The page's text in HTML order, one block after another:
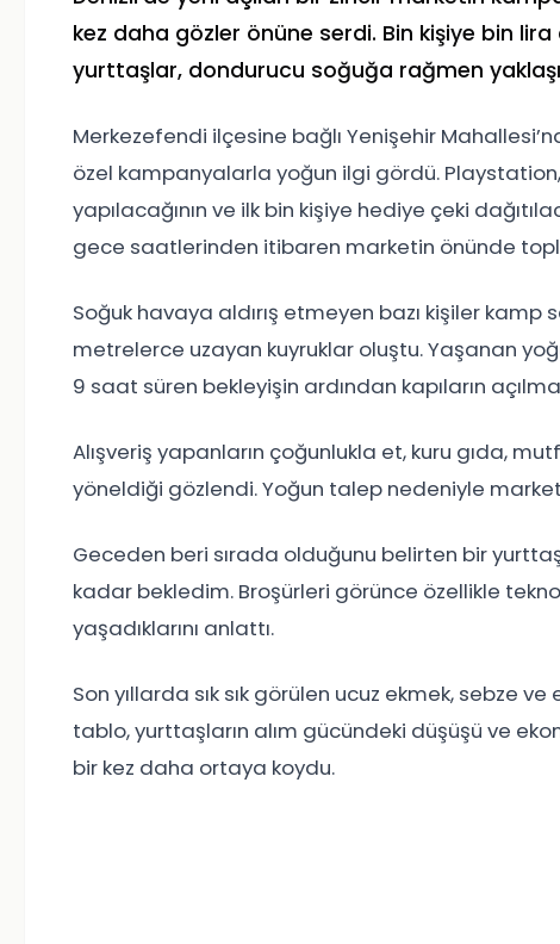
kez daha gözler önüne serdi. Bin kişiye bin
yurttaşlar, dondurucu soğuğa rağmen
Merkezefendi ilçesine bağlı Yenişehir
özel kampanyalarla yoğun ilgi gördü.
yapılacağının ve ilk bin kişiye hediye çeki
gece saatlerinden itibaren marketin önünde
Soğuk havaya aldırış etmeyen bazı kişiler
metrelerce uzayan kuyruklar oluştu. Yaşanan
9 saat süren bekleyişin ardından kapıların
Alışveriş yapanların çoğunlukla et, kuru gıda,
yöneldiği gözlendi. Yoğun talep nedeniyle
Geceden beri sırada olduğunu belirten bir
kadar bekledim. Broşürleri görünce özellikle
yaşadıklarını anlattı.
Son yıllarda sık sık görülen ucuz ekmek, sebze
tablo, yurttaşların alım gücündeki düşüşü ve
bir kez daha ortaya koydu.